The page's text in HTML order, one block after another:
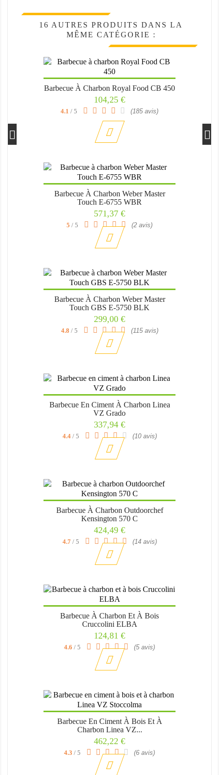
16 AUTRES PRODUITS DANS LA
MÊME CATÉGORIE :
Barbecue À Charbon Royal Food CB 450
Prix
104,25 €
4.1 / 5 (185 avis)
Barbecue À Charbon Weber Master
Touch E-6755 WBR
Prix
571,37 €
5 / 5 (2 avis)
Barbecue À Charbon Weber Master
Touch GBS E-5750 BLK
Prix
299,00 €
4.8 / 5 (115 avis)
Barbecue En Ciment À Charbon Linea
VZ Grado
Prix
337,94 €
4.4/ 5 (10 avis)
Barbecue À Charbon Outdoorchef
Kensington 570 C
Prix
424,49 €
4.7/ 5 (14 avis)
Barbecue À Charbon Et À Bois
Cruccolini ELBA
Prix
124,81 €
4.6 / 5 (5 avis)
Barbecue En Ciment À Bois Et À
Charbon Linea VZ...
Prix
462,22 €
4.3 / 5 (6 avis)